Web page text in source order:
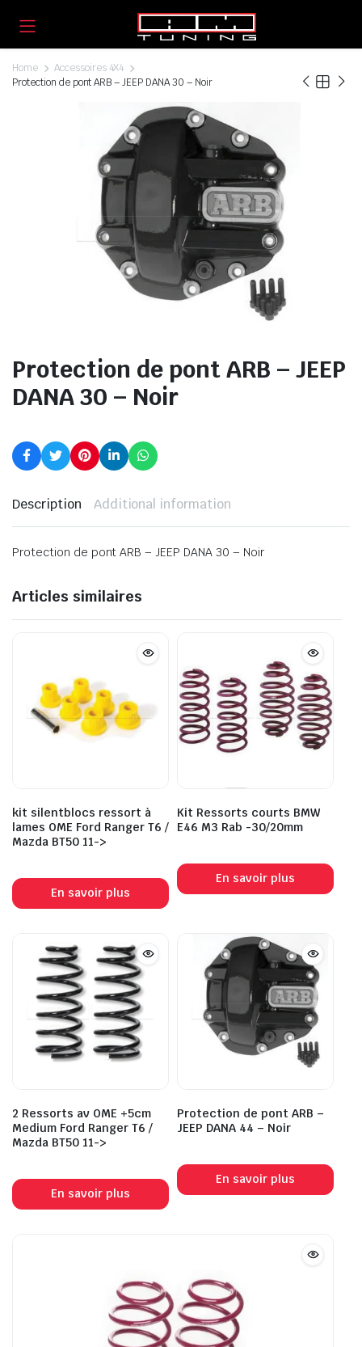
Home
Accessoires 4X4
Protection de pont ARB – JEEP DANA 30 – Noir
Protection de pont ARB – JEEP
DANA 30 – Noir
Description Additional information
Protection de pont ARB – JEEP DANA 30 – Noir
Articles similaires
kit silentblocs ressort à
lames OME Ford Ranger T6 /
Mazda BT50 11->
En savoir plus
Kit Ressorts courts BMW
E46 M3 Rab -30/20mm
En savoir plus
2 Ressorts av OME +5cm
Medium Ford Ranger T6 /
Mazda BT50 11->
En savoir plus
Protection de pont ARB –
JEEP DANA 44 – Noir
En savoir plus